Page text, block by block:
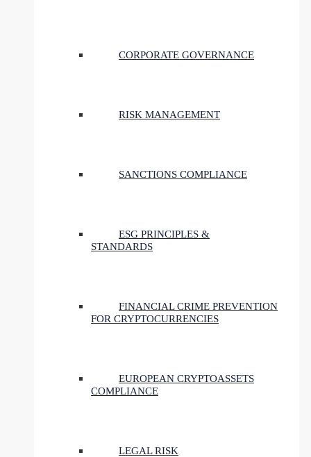
CORPORATE GOVERNANCE
RISK MANAGEMENT
SANCTIONS COMPLIANCE
ESG PRINCIPLES &
STANDARDS
FINANCIAL CRIME PREVENTION
FOR CRYPTOCURRENCIES
EUROPEAN CRYPTOASSETS
COMPLIANCE
LEGAL RISK